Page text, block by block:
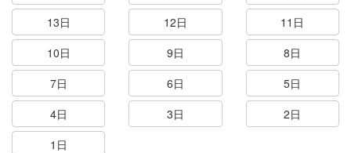
13日
12日
11日
10日
9日
8日
7日
6日
5日
4日
3日
2日
1日